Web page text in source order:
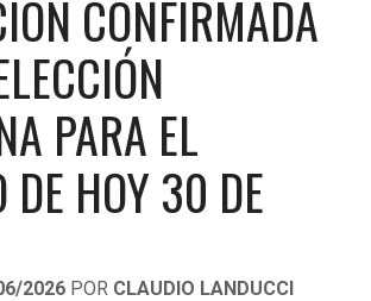
MX
LEAGUE
CONFIRMADA
PARA EL
DE HOY 30 DE
2026 POR CLAUDIO LANDUCCI